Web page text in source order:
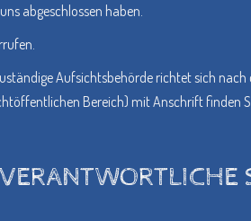
abgeschlossen haben.
Aufsichtsbehörde richtet sich
Bereich) mit Anschrift finden